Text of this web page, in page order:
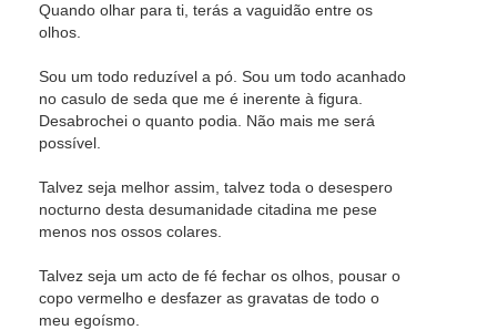
Quando olhar para ti, terás a vaguidão entre os
olhos.
Sou um todo reduzível a pó. Sou um todo acanhado
no casulo de seda que me é inerente à figura.
Desabrochei o quanto podia. Não mais me será
possível.
Talvez seja melhor assim, talvez toda o desespero
nocturno desta desumanidade citadina me pese
menos nos ossos colares.
Talvez seja um acto de fé fechar os olhos, pousar o
copo vermelho e desfazer as gravatas de todo o
meu egoísmo.